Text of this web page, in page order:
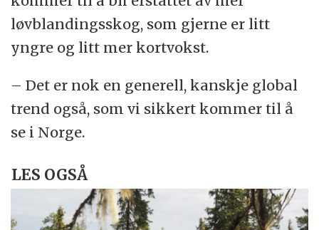
løvblandingsskog, som gjerne er litt
yngre og litt mer kortvokst.
– Det er nok en generell, kanskje global
trend også, som vi sikkert kommer til å
se i Norge.
LES OGSÅ